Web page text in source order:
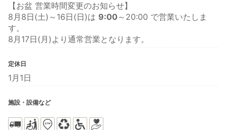
【お盆 営業時間変更のお知らせ】
8月8日(土)～16日(日)は 9:00 ～20:00 で営業いたしま
す。
8月17日(月)より通常営業となります。
定休日
1月1日
施設・設備など